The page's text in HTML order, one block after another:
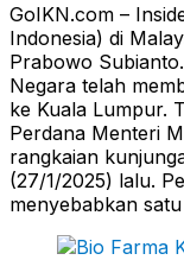
GoIKN.com –
Indonesia) di
Prabowo
Negara telah
ke Kuala Lumpur.
Perdana Menteri
rangkaian
(27/1/2025) lalu.
menyebabkan